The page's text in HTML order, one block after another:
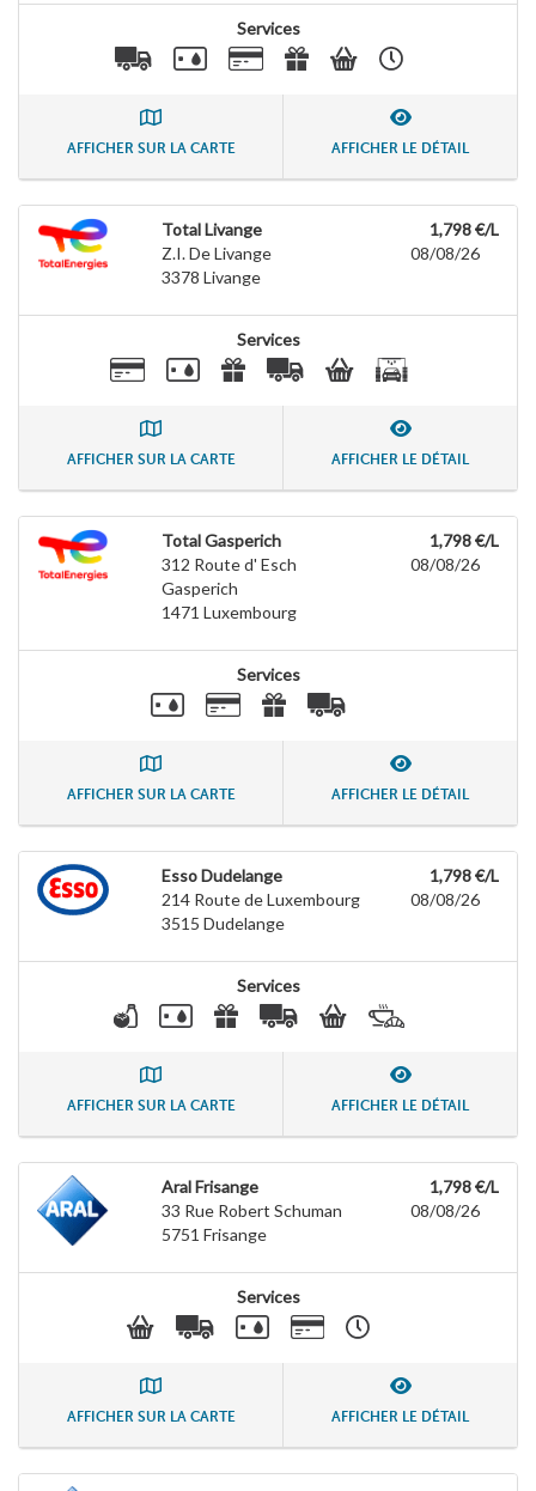
Services
AFFICHER SUR LA CARTE AFFICHER LE DÉTAIL
Total Livange
Z.I. De Livange
3378 Livange
1,798 €/L
08/08/26
Services
AFFICHER SUR LA CARTE AFFICHER LE DÉTAIL
Total Gasperich
312 Route d' Esch
Gasperich
1471 Luxembourg
1,798 €/L
08/08/26
Services
AFFICHER SUR LA CARTE AFFICHER LE DÉTAIL
Esso Dudelange
214 Route de Luxembourg
3515 Dudelange
1,798 €/L
08/08/26
Services
AFFICHER SUR LA CARTE AFFICHER LE DÉTAIL
Aral Frisange
33 Rue Robert Schuman
5751 Frisange
1,798 €/L
08/08/26
Services
AFFICHER SUR LA CARTE AFFICHER LE DÉTAIL